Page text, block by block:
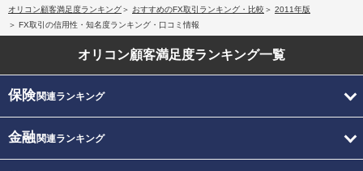
オリコン顧客満足度ランキング おすすめのFX取引ランキング・比較
2011年版
FX取引の信用性・知名度ランキング・口コミ情報
オリコン顧客満足度ランキング一覧
保険関連ランキング
金融関連ランキング